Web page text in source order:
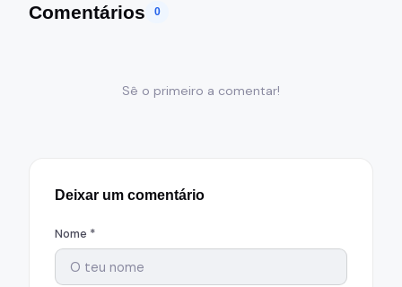
Comentários 0
Sê o primeiro a comentar!
Deixar um comentário
Nome *